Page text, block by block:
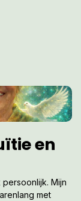
en
Mijn
met